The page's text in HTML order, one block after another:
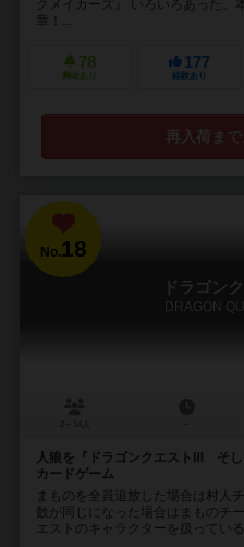
クメイカーズ』 いろいろあった。
章！...
78
興味あり
177
経験あり
再入荷ま
No.18
ドラゴン
DRAGON
人狼を『ドラゴンクエストⅢ そ
カードゲーム
まものを全員追放した場合は村人
数が同じになった場合はまものチ
エストのキャラクターを扱ってい